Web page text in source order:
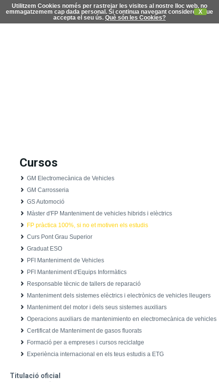
Utilitzem Cookies només per rastrejar les visites al nostre lloc web, no
emmagatzemem cap dada personal. Si continua navegant considerem que
accepta el seu ús.
X
Què són les Cookies?
Cursos
GM Electromecànica de Vehicles
GM Carrosseria
GS Automoció
Màster d'FP Manteniment de vehicles hibrids i elèctrics
FP pràctica 100%, si no et motiven els estudis
Curs Pont Grau Superior
Graduat ESO
PFI Manteniment de Vehicles
PFI Manteniment d'Equips Informàtics
Responsable tècnic de tallers de reparació
Manteniment dels sistemes elèctrics i electrònics de vehicles lleugers
Manteniment del motor i dels seus sistemes auxiliars
Operacions auxiliars de mantenimiento en electromecànica de vehicles
Certificat de Manteniment de gasos fluorats
Formació per a empreses i cursos reciclatge
Experiència internacional en els teus estudis a ETG
Titulació oficial